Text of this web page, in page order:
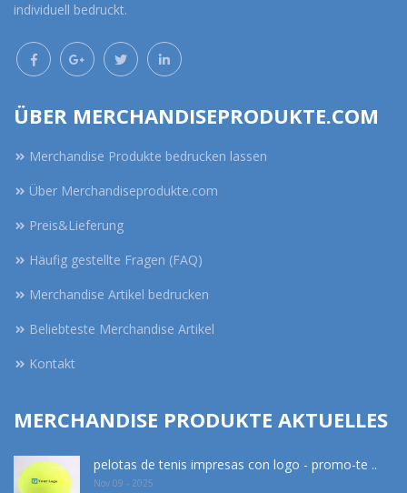
individuell bedruckt.
ÜBER MERCHANDISEPRODUKTE.COM
Merchandise Produkte bedrucken lassen
Über Merchandiseprodukte.com
Preis&Lieferung
Häufig gestellte Fragen (FAQ)
Merchandise Artikel bedrucken
Beliebteste Merchandise Artikel
Kontakt
MERCHANDISE PRODUKTE AKTUELLES
pelotas de tenis impresas con logo - promo-te ..
Nov 09 - 2025